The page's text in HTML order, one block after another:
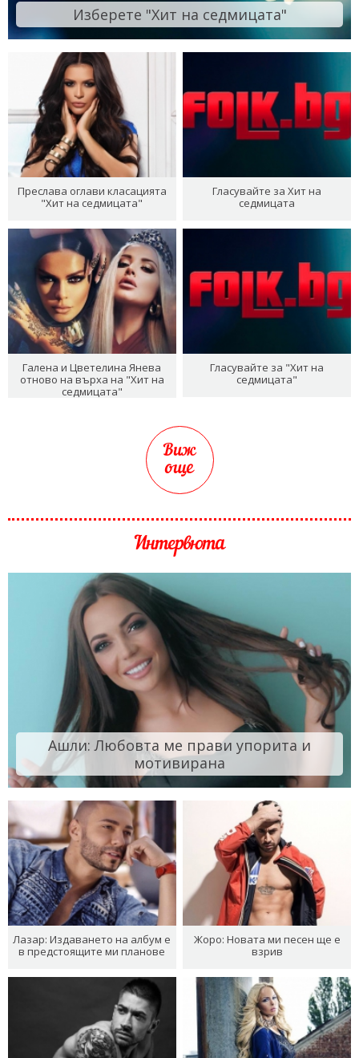
Изберете "Хит на седмицата"
Преслава оглави класацията
"Хит на седмицата"
Гласувайте за Хит на
седмицата
Галена и Цветелина Янева
отново на върха на "Хит на
седмицата"
Гласувайте за "Хит на
седмицата"
Виж
още
Интервюта
Ашли: Любовта ме прави упорита и
мотивирана
Лазар: Издаването на албум е
в предстоящите ми планове
Жоро: Новата ми песен ще е
взрив